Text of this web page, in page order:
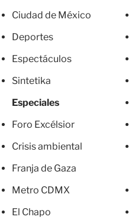
Ciudad de México
Deportes
Espectáculos
Sintetika
Especiales
Foro Excélsior
Crisis ambiental
Franja de Gaza
Metro CDMX
El Chapo